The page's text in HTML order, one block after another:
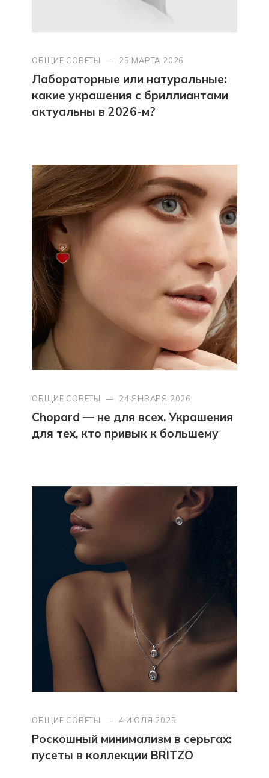
ОБЩИЕ СОВЕТЫ — 25 МАРТА 2026
Лабораторные или натуральные:
какие украшения с бриллиантами
актуальны в 2026-м?
ОБЩИЕ СОВЕТЫ — 24 ЯНВАРЯ 2026
Chopard — не для всех. Украшения
для тех, кто привык к большему
ОБЩИЕ СОВЕТЫ — 4 ИЮЛЯ 2025
Роскошный минимализм в серьгах:
пусеты в коллекции BRITZO